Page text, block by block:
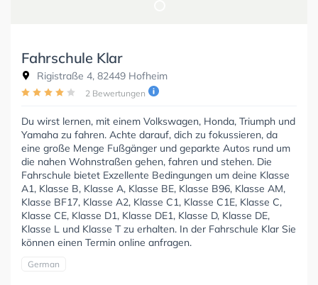
Fahrschule Klar
Rigistraße 4, 82449 Hofheim
2 Bewertungen
Du wirst lernen, mit einem Volkswagen, Honda, Triumph und
Yamaha zu fahren. Achte darauf, dich zu fokussieren, da
eine große Menge Fußgänger und geparkte Autos rund um
die nahen Wohnstraßen gehen, fahren und stehen. Die
Fahrschule bietet Exzellente Bedingungen um deine Klasse
A1, Klasse B, Klasse A, Klasse BE, Klasse B96, Klasse AM,
Klasse BF17, Klasse A2, Klasse C1, Klasse C1E, Klasse C,
Klasse CE, Klasse D1, Klasse DE1, Klasse D, Klasse DE,
Klasse L und Klasse T zu erhalten. In der Fahrschule Klar Sie
können einen Termin online anfragen.
German